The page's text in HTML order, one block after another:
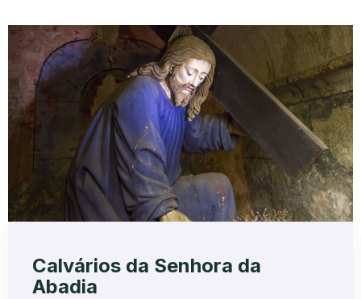
Calvários da Senhora da
Abadia